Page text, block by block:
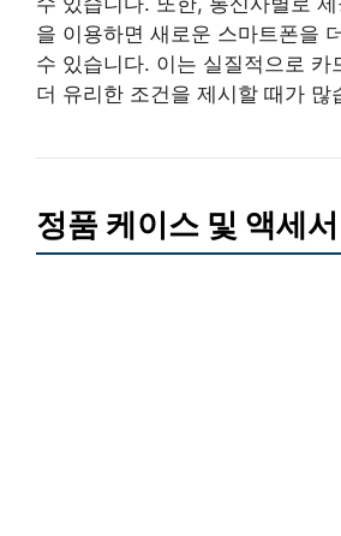
을 이용하면 새로운 스마트폰을
수 있습니다. 이는 실질적으로 카
더 유리한 조건을 제시할 때가 많
정품 케이스 및 액세